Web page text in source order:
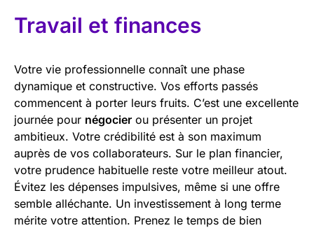
Travail et finances
Votre vie professionnelle connaît une phase
dynamique et constructive. Vos efforts passés
commencent à porter leurs fruits. C’est une excellente
journée pour négocier ou présenter un projet
ambitieux. Votre crédibilité est à son maximum
auprès de vos collaborateurs. Sur le plan financier,
votre prudence habituelle reste votre meilleur atout.
Évitez les dépenses impulsives, même si une offre
semble alléchante. Un investissement à long terme
mérite votre attention. Prenez le temps de bien